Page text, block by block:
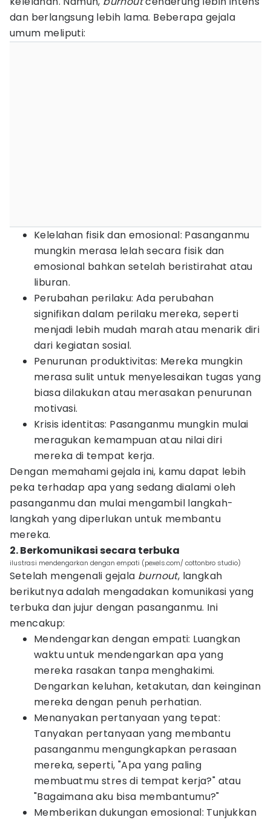
dan berlangsung lebih lama. Beberapa gejala
umum meliputi:
Kelelahan fisik dan emosional: Pasanganmu
mungkin merasa lelah secara fisik dan
emosional bahkan setelah beristirahat atau
liburan.
Perubahan perilaku: Ada perubahan
signifikan dalam perilaku mereka, seperti
menjadi lebih mudah marah atau menarik diri
dari kegiatan sosial.
Penurunan produktivitas: Mereka mungkin
merasa sulit untuk menyelesaikan tugas yang
biasa dilakukan atau merasakan penurunan
motivasi.
Krisis identitas: Pasanganmu mungkin mulai
meragukan kemampuan atau nilai diri
mereka di tempat kerja.
Dengan memahami gejala ini, kamu dapat lebih
peka terhadap apa yang sedang dialami oleh
pasanganmu dan mulai mengambil langkah-
langkah yang diperlukan untuk membantu
mereka.
2. Berkomunikasi secara terbuka
ilustrasi mendengarkan dengan empati (pexels.com/ cottonbro studio)
Setelah mengenali gejala burnout, langkah
berikutnya adalah mengadakan komunikasi yang
terbuka dan jujur dengan pasanganmu. Ini
mencakup:
Mendengarkan dengan empati: Luangkan
waktu untuk mendengarkan apa yang
mereka rasakan tanpa menghakimi.
Dengarkan keluhan, ketakutan, dan keinginan
mereka dengan penuh perhatian.
Menanyakan pertanyaan yang tepat:
Tanyakan pertanyaan yang membantu
pasanganmu mengungkapkan perasaan
mereka, seperti, "Apa yang paling
membuatmu stres di tempat kerja?" atau
"Bagaimana aku bisa membantumu?"
Memberikan dukungan emosional: Tunjukkan